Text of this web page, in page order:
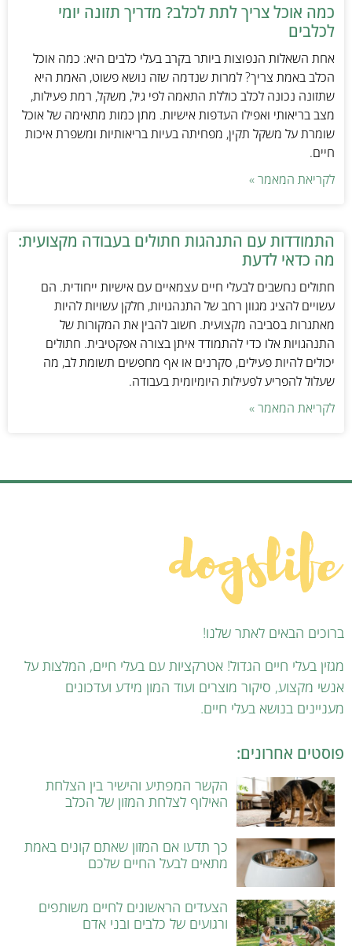
כמה אוכל צריך לתת לכלב? מדריך תזונה יומי
לכלבים
אחת השאלות הנפוצות ביותר בקרב בעלי כלבים היא: כמה אוכל
הכלב באמת צריך? למרות שנדמה שזה נושא פשוט, האמת היא
שתזונה נכונה לכלב כוללת התאמה לפי גיל, משקל, רמת פעילות,
מצב בריאותי ואפילו העדפות אישיות. מתן כמות מתאימה של אוכל
שומרת על משקל תקין, מפחיתה בעיות בריאותיות ומשפרת איכות
חיים.
לקריאת המאמר »
התמודדות עם התנהגות חתולים בעבודה מקצועית:
מה כדאי לדעת
חתולים נחשבים לבעלי חיים עצמאיים עם אישיות ייחודית. הם
עשויים להציג מגוון רחב של התנהגויות, חלקן עשויות להיות
מאתגרות בסביבה מקצועית. חשוב להבין את המקורות של
התנהגויות אלו כדי להתמודד איתן בצורה אפקטיבית. חתולים
יכולים להיות פעילים, סקרנים או אף מחפשים תשומת לב, מה
שעלול להפריע לפעילות היומיומית בעבודה.
לקריאת המאמר »
ברוכים הבאים לאתר שלנו!
מגזין בעלי חיים הגדול! אטרקציות עם בעלי חיים, המלצות על
אנשי מקצוע, סיקור מוצרים ועוד המון מידע ועדכונים
מעניינים בנושא בעלי חיים.
פוסטים אחרונים:
הקשר המפתיע והישיר בין הצלחת
האילוף לצלחת המזון של הכלב
כך תדעו אם המזון שאתם קונים באמת
מתאים לבעל החיים שלכם
הצעדים הראשונים לחיים משותפים
ורגועים של כלבים ובני אדם